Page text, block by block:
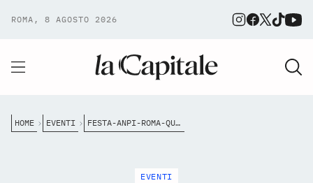
ROMA, 8 AGOSTO 2026
HOME EVENTI FESTA-ANPI-ROMA-QUARTICCIOLO-PARCO-MODESTO-DI-VEGLIA
EVENTI